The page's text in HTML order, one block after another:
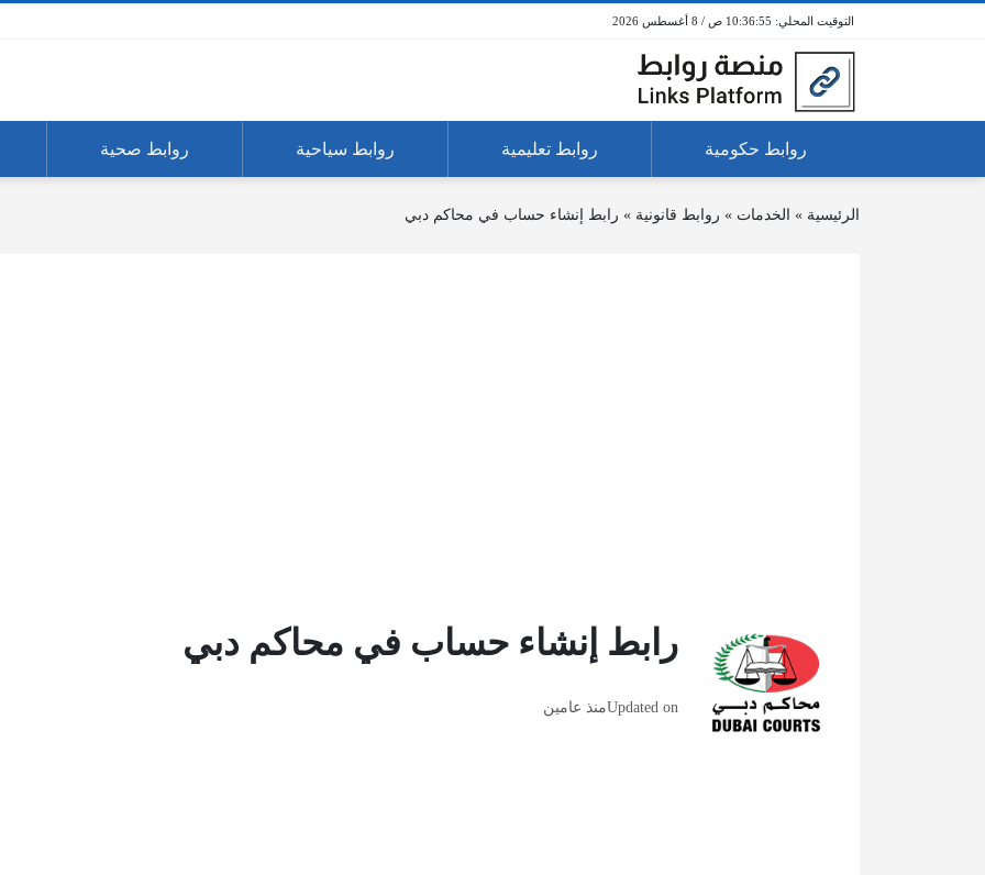
10:36:56 ص / 8 أغسطس 2026
روابط حكومية روابط تعليمية روابط سياحية روابط صحية
الرئيسية » الخدمات » روابط قانونية » رابط إنشاء حساب في محاكم دبي
رابط إنشاء حساب في محاكم دبي
Updated onمنذ عامين